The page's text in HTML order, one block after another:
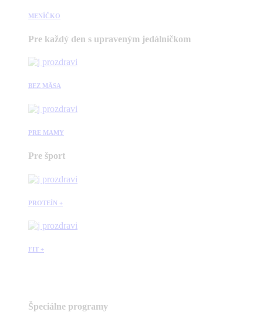
MENÍČKO
Pre každý den s upraveným jedálničkom
BEZ MÄSA
PRE MAMY
Pre šport
PROTEÍN +
FIT +
Špeciálne programy